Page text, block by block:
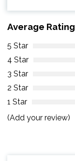
Average Rating
5 Star
4 Star
3 Star
2 Star
1 Star
(Add your review)